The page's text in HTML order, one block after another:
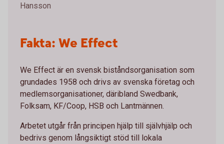
Fakta: We Effect
We Effect är en svensk biståndsorganisation som
grundades 1958 och drivs av svenska företag och
medlemsorganisationer, däribland Swedbank,
Folksam, KF/Coop, HSB och Lantmännen.
Arbetet utgår från principen hjälp till självhjälp och
bedrivs genom långsiktigt stöd till lokala
Hansson